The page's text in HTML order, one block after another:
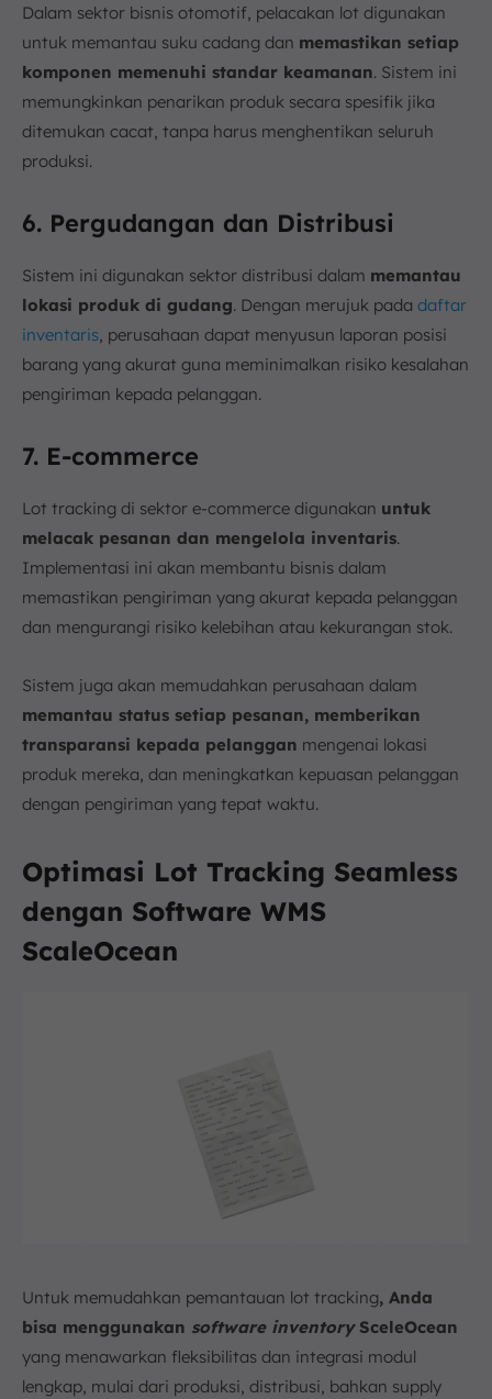
Dalam sektor bisnis otomotif, pelacakan lot digunakan
untuk memantau suku cadang dan memastikan setiap
komponen memenuhi standar keamanan. Sistem ini
memungkinkan penarikan produk secara spesifik jika
ditemukan cacat, tanpa harus menghentikan seluruh
produksi.
6. Pergudangan dan Distribusi
Sistem ini digunakan sektor distribusi dalam memantau
lokasi produk di gudang. Dengan merujuk pada daftar
inventaris , perusahaan dapat menyusun laporan posisi
barang yang akurat guna meminimalkan risiko kesalahan
pengiriman kepada pelanggan.
7. E-commerce
Lot tracking di sektor e-commerce digunakan untuk
melacak pesanan dan mengelola inventaris.
Implementasi ini akan membantu bisnis dalam
memastikan pengiriman yang akurat kepada pelanggan
dan mengurangi risiko kelebihan atau kekurangan stok.
Sistem juga akan memudahkan perusahaan dalam
memantau status setiap pesanan, memberikan
transparansi kepada pelanggan mengenai lokasi
produk mereka, dan meningkatkan kepuasan pelanggan
dengan pengiriman yang tepat waktu.
Optimasi Lot Tracking Seamless
dengan Software WMS
ScaleOcean
Untuk memudahkan pemantauan lot tracking, Anda
bisa menggunakan software inventorySceleOcean
yang menawarkan fleksibilitas dan integrasi modul
lengkap, mulai dari produksi, distribusi, bahkan supply